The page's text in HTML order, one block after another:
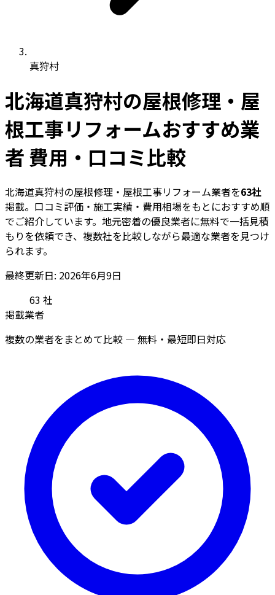
真狩村
北海道真狩村の屋根修理・屋
根工事リフォームおすすめ業
者 費用・口コミ比較
北海道真狩村の屋根修理・屋根工事リフォーム業者を63社
掲載。口コミ評価・施工実績・費用相場をもとにおすすめ順
でご紹介しています。地元密着の優良業者に無料で一括見積
もりを依頼でき、複数社を比較しながら最適な業者を見つけ
られます。
最終更新日: 2026年6月9日
63 社
掲載業者
複数の業者をまとめて比較 — 無料・最短即日対応